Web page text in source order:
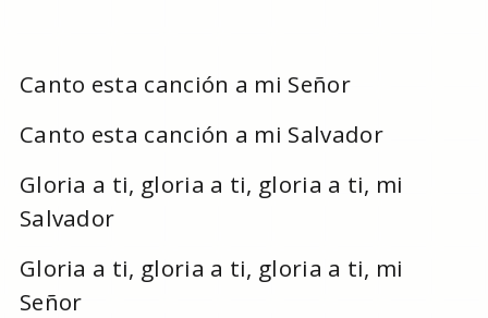
Canto esta canción a mi Señor
Canto esta canción a mi Salvador
Gloria a ti, gloria a ti, gloria a ti, mi
Salvador
Gloria a ti, gloria a ti, gloria a ti, mi
Señor